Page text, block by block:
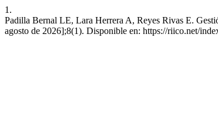
1.
Padilla Bernal LE, Lara Herrera A, Reyes Rivas E.
agosto de 2026];8(1). Disponible en: https://riico.net/